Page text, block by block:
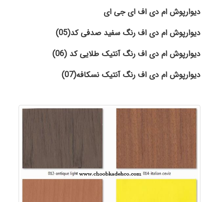
دیوارپوش ام دی اف ای جی ای
دیوارپوش ام دی اف رنگ سفید صدفی کد(05)
دیوارپوش ام دی اف رنگ آنتیک طلایی کد (06)
دیوارپوش ام دی اف رنگ آنتیک نسکافه(07)